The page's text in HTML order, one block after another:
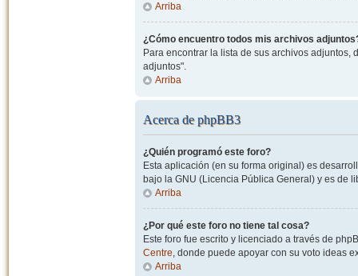
Arriba
¿Cómo encuentro todos mis archivos
Para encontrar la lista de sus archivos
adjuntos".
Arriba
Acerca de phpBB3
¿Quién programó este foro?
Esta aplicación (en su forma original) es
bajo la GNU (Licencia Pública General) y es de
Arriba
¿Por qué este foro no tiene tal cosa?
Este foro fue escrito y licenciado a través de
Centre, donde puede apoyar con su voto ideas
Arriba